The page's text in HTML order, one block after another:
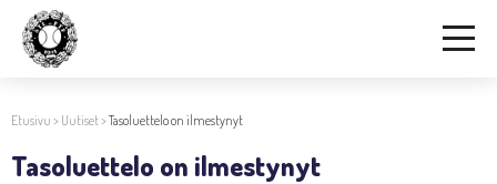
Etusivu > Uutiset>Tasoluettelo on ilmestynyt
Tasoluettelo on ilmestynyt